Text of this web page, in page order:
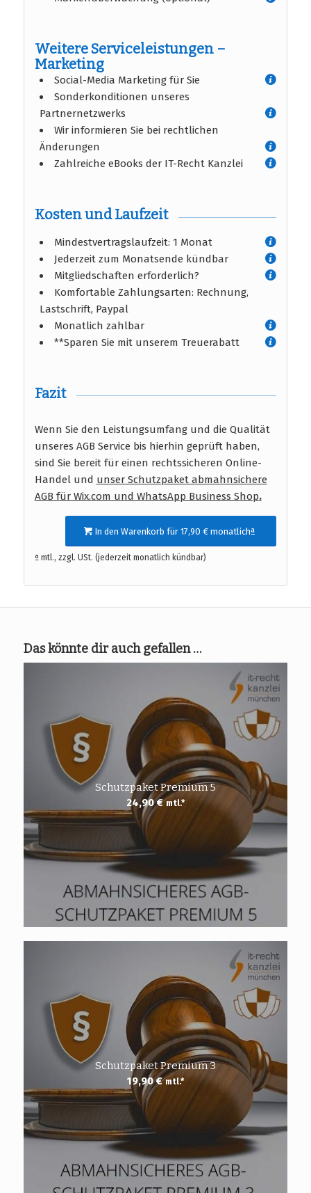
Weitere Serviceleistungen –
Marketing
Social-Media Marketing für Sie
Sonderkonditionen unseres
Partnernetzwerks
Wir informieren Sie bei rechtlichen
Änderungen
Zahlreiche eBooks der IT-Recht Kanzlei
Kosten und Laufzeit
Mindestvertragslaufzeit: 1 Monat
Jederzeit zum Monatsende kündbar
Mitgliedschaften erforderlich?
Komfortable Zahlungsarten: Rechnung,
Lastschrift, Paypal
Monatlich zahlbar
**Sparen Sie mit unserem Treuerabatt
Fazit
Wenn Sie den Leistungsumfang und die Qualität
unseres AGB Service bis hierhin geprüft haben,
sind Sie bereit für einen rechtssicheren Online-
Handel und unser Schutzpaket abmahnsichere
AGB für Wix.com und WhatsApp Business Shop.
In den Warenkorb für 17,90 € monatlichª
ª mtl., zzgl. USt. (jederzeit monatlich kündbar)
Das könnte dir auch gefallen …
Schutzpaket Premium 5
24,90€ mtl.*
Schutzpaket Premium 3
19,90€ mtl.*